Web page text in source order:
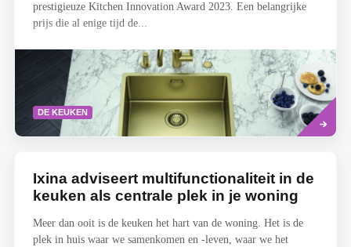
prestigieuze Kitchen Innovation Award 2023. Een belangrijke
prijs die al enige tijd de...
DE KEUKEN
Lees
meer
Ixina adviseert multifunctionaliteit in de
keuken als centrale plek in je woning
Meer dan ooit is de keuken het hart van de woning. Het is de
plek in huis waar we samenkomen en -leven, waar we het